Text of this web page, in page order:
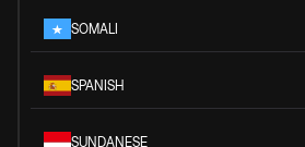
SOMALI
SPANISH
SUNDANESE